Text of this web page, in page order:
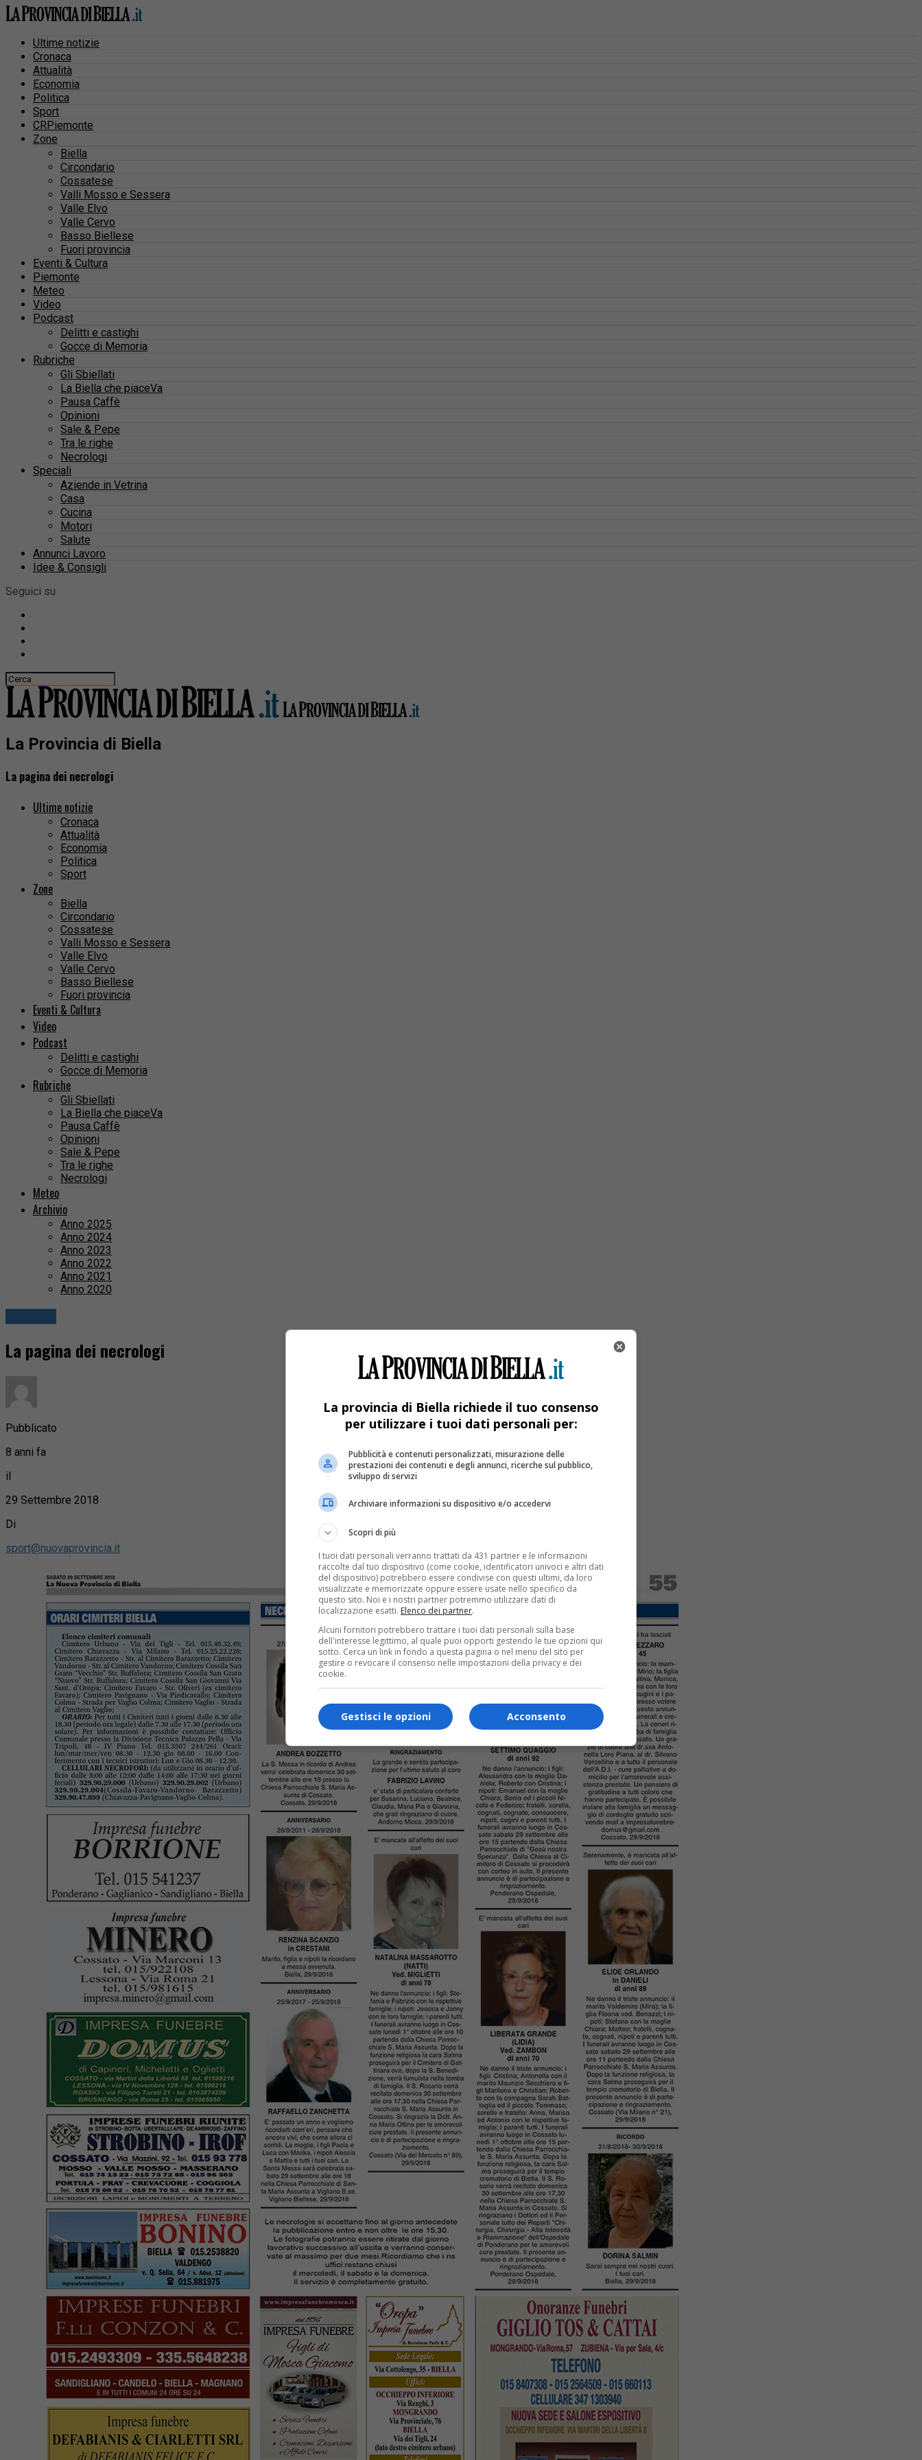
Ultime notizie
Cronaca
Attualità
Economia
Politica
Sport
CRPiemonte
Zone
Biella
Circondario
Cossatese
Valli Mosso e Sessera
Valle Elvo
Valle Cervo
Basso Biellese
Fuori provincia
Eventi & Cultura
Piemonte
Meteo
Video
Podcast
Delitti e castighi
Gocce di Memoria
Rubriche
Gli Sbiellati
La Biella che piaceVa
Pausa Caffè
Opinioni
Sale & Pepe
Tra le righe
Necrologi
Speciali
Aziende in Vetrina
Casa
Cucina
Motori
Salute
Annunci Lavoro
Idee & Consigli
Seguici su
La Provincia di Biella
La pagina dei necrologi
Ultime notizie
Cronaca
Attualità
Economia
Politica
Sport
Zone
Biella
Circondario
Cossatese
Valli Mosso e Sessera
Valle Elvo
Valle Cervo
Basso Biellese
Fuori provincia
Eventi & Cultura
Video
Podcast
Delitti e castighi
Gocce di Memoria
Rubriche
Gli Sbiellati
La Biella che piaceVa
Pausa Caffè
Opinioni
Sale & Pepe
Tra le righe
Necrologi
Meteo
Archivio
Anno 2025
Anno 2024
Anno 2023
Anno 2022
Anno 2021
Anno 2020
La pagina dei necrologi
Pubblicato
8 anni fa
il
29 Settembre 2018
Di
sport@nuovaprovincia.it
La provincia di Biella richiede il tuo consenso
per utilizzare i tuoi dati personali per:
Pubblicità e contenuti personalizzati, misurazione delle
prestazioni dei contenuti e degli annunci, ricerche sul pubblico,
sviluppo di servizi
Archiviare informazioni su dispositivo e/o accedervi
Scopri di più
I tuoi dati personali verranno trattati da 431 partner e le informazioni
raccolte dal tuo dispositivo (come cookie, identificatori univoci e altri dati
del dispositivo) potrebbero essere condivise con questi ultimi, da loro
visualizzate e memorizzate oppure essere usate nello specifico da
questo sito. Noi e i nostri partner potremmo utilizzare dati di
localizzazione esatti. Elenco dei partner.
Alcuni fornitori potrebbero trattare i tuoi dati personali sulla base
dell'interesse legittimo, al quale puoi opporti gestendo le tue opzioni qui
sotto. Cerca un link in fondo a questa pagina o nel menu del sito per
gestire o revocare il consenso nelle impostazioni della privacy e dei
cookie.
Acconsento
Gestisci le opzioni